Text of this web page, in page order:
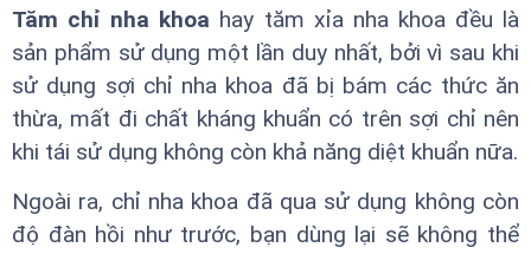
Tăm chỉ nha khoa hay tăm xỉa nha khoa đều là
sản phẩm sử dụng một lần duy nhất, bởi vì sau khi
sử dụng sợi chỉ nha khoa đã bị bám các thức ăn
thừa, mất đi chất kháng khuẩn có trên sợi chỉ nên
khi tái sử dụng không còn khả năng diệt khuẩn nữa.
Ngoài ra, chỉ nha khoa đã qua sử dụng không còn
độ đàn hồi như trước, bạn dùng lại sẽ không thể